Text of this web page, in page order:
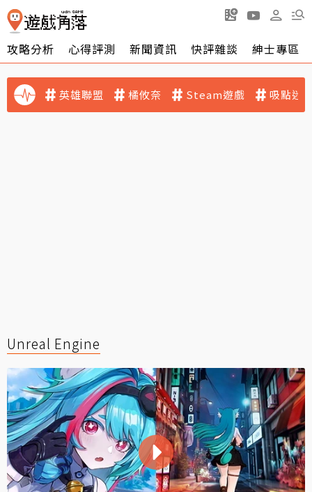
攻略分析 心得評測 新聞資訊 快評雜談 紳士專區
英雄聯盟 橘攸奈 Steam遊戲 吸點迷
Unreal Engine